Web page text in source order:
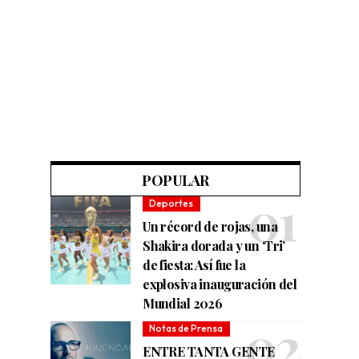
POPULAR
Deportes
Un récord de rojas, una
Shakira dorada y un ‘Tri’
de fiesta: Así fue la
explosiva inauguración del
Mundial 2026
Notas de Prensa
ENTRE TANTA GENTE